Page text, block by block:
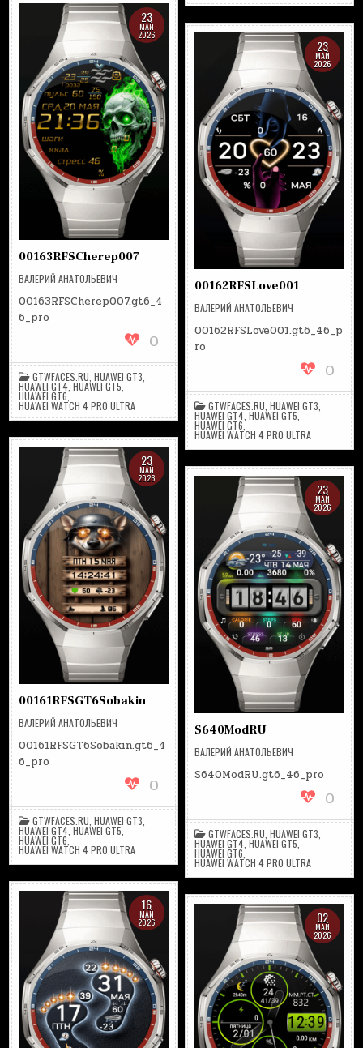
23
МАЙ
2026
00163RFSCherep007
ВАЛЕРИЙ АНАТОЛЬЕВИЧ
00163RFSCherep007.gt6_4
6_pro
0
GTWFACES.RU ,HUAWEI GT3
HUAWEI GT4 ,HUAWEI GT5
HUAWEI GT6,
HUAWEI WATCH 4 PRO ULTRA
23
МАЙ
2026
00162RFSLove001
ВАЛЕРИЙ АНАТОЛЬЕВИЧ
00162RFSLove001.gt6_46_p
ro
0
GTWFACES.RU ,HUAWEI GT3
HUAWEI GT4 ,HUAWEI GT5
HUAWEI GT6,
HUAWEI WATCH 4 PRO ULTRA
23
МАЙ
2026
00161RFSGT6Sobakin
ВАЛЕРИЙ АНАТОЛЬЕВИЧ
00161RFSGT6Sobakin.gt6_4
6_pro
0
GTWFACES.RU ,HUAWEI GT3
HUAWEI GT4 ,HUAWEI GT5
HUAWEI GT6,
HUAWEI WATCH 4 PRO ULTRA
23
МАЙ
2026
S640ModRU
ВАЛЕРИЙ АНАТОЛЬЕВИЧ
S640ModRU.gt6_46_pro
0
GTWFACES.RU ,HUAWEI GT3
HUAWEI GT4 ,HUAWEI GT5
HUAWEI GT6,
HUAWEI WATCH 4 PRO ULTRA
16
МАЙ
2026 02
МАЙ
2026